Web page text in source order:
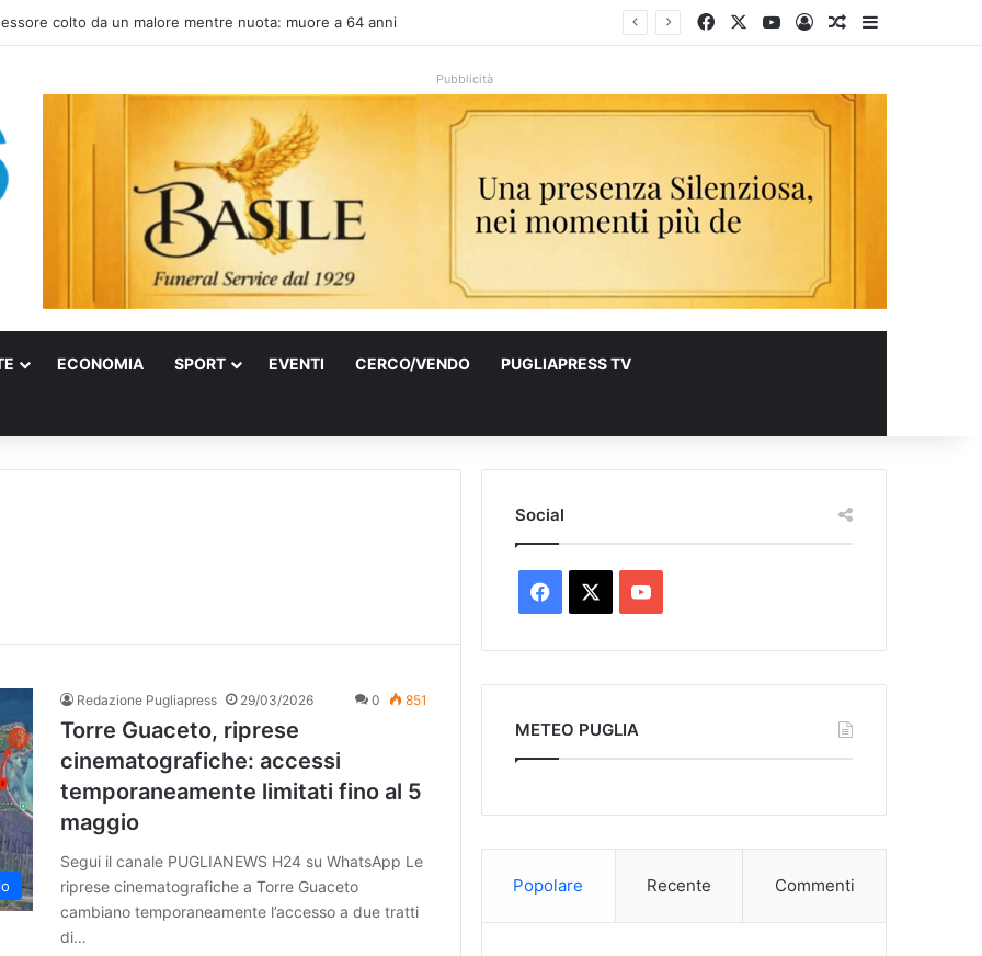
Polizia nelle zone della movida: tre arresti e 18 denunce FacebookYou TubeAccediUn articolo a
Pubblicità
ECONOMIA SPORT EVENTI CERCO/VENDO PUGLIAPRESS TV
Redazione Pugliapress 29/03/2026 0 851
Torre Guaceto, riprese
cinematografiche: accessi
temporaneamente limitati fino al 5
maggio
Segui il canale PUGLIANEWS H24 su WhatsApp Le
riprese cinematografiche a Torre Guaceto
cambiano temporaneamente l’accesso a due tratti
di…
Social
c
e
b
o
o
k
u
u
b
e
METEO PUGLIA
Popolare Recente Commenti